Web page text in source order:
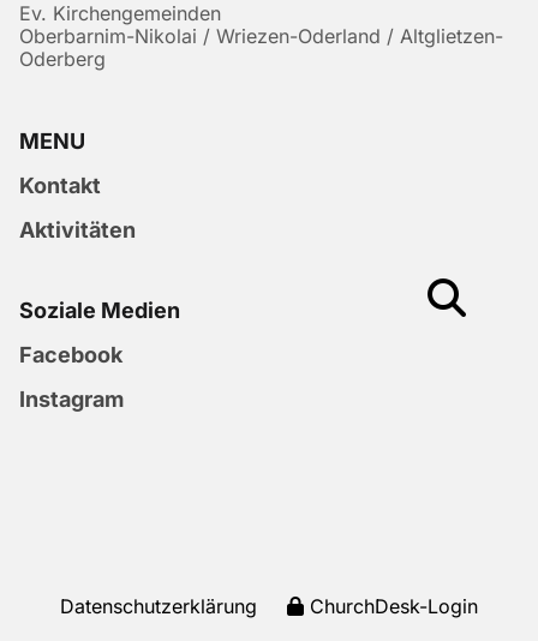
Ev. Kirchengemeinden
Oberbarnim-Nikolai / Wriezen-Oderland / Altglietzen-
Oderberg
MENU
Kontakt
Aktivitäten
Soziale Medien
Facebook
Instagram
Datenschutzerklärung ChurchDesk-Login